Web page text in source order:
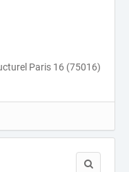
Paris 16 (75016)